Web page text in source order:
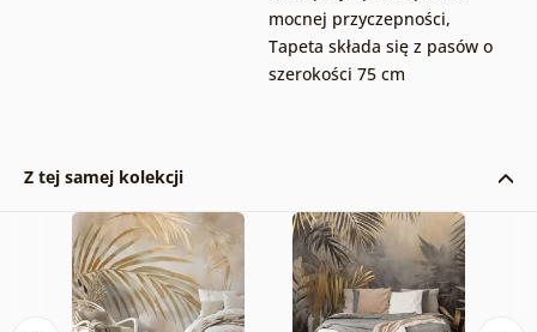
mocnej przyczepności,
Tapeta składa się z pasów o
szerokości 75 cm
Z tej samej kolekcji